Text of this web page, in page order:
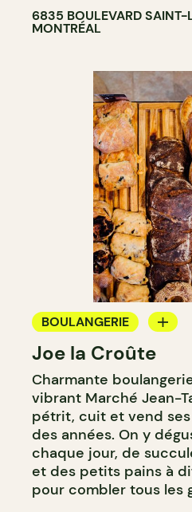
6835 BOULEVARD SAINT-
MONTRÉAL
BOULANGERIE
COMPTOIR
Joe la Croûte
Charmante
vibrant Marché Jean-
pétrit, cuit et vend
des années. On y
chaque jour, de
et des petits pains à
pour combler tous les